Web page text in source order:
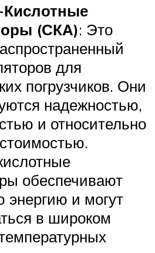
(СКА): Это
для
погрузчиков. Они
надежностью,
и относительно
обеспечивают
энергию и могут
в широком